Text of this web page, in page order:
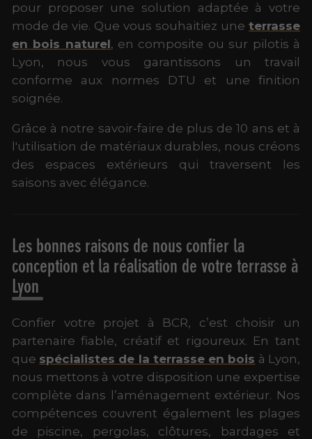
pour proposer une solution adaptée à votre
mode de vie. Que vous souhaitiez une terrasse
en bois naturel, en composite ou sur pilotis à
Lyon, nous vous garantissons un travail
conforme aux normes DTU et une finition
soignée.
Grâce à notre savoir-faire de plus de 10 ans et à
l'utilisation de matériaux durables, nous créons
des espaces extérieurs qui traversent les
saisons avec élégance.
Les bonnes raisons de nous confier la
conception et la réalisation de votre terrasse à
Lyon
Confier votre projet à BCR, c’est choisir un
partenaire fiable, créatif et rigoureux. En tant
que spécialistes de la terrasse en bois à Lyon,
nous mettons à votre disposition une expertise
complète dans l’aménagement extérieur. Nos
compétences couvrent également les plages
de piscine, pergolas, clôtures, bardages et